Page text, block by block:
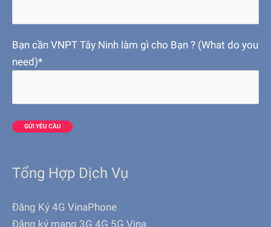
Bạn cần VNPT Tây Ninh làm gì cho Bạn ? (What do you
need)*
Tổng Hợp Dịch Vụ
Đăng Ký 4G VinaPhone
Đăng ký mạng 3G 4G 5G Vina